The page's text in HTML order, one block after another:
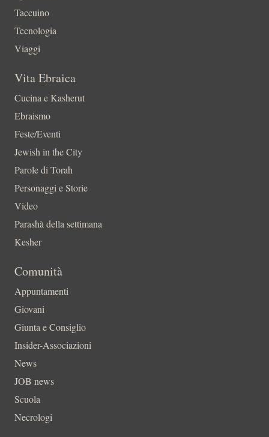
Taccuino
Tecnologia
Viaggi
Vita Ebraica
Cucina e Kasherut
Ebraismo
Feste/Eventi
Jewish in the City
Parole di Torah
Personaggi e Storie
Video
Parashà della settimana
Kesher
Comunità
Appuntamenti
Giovani
Giunta e Consiglio
Insider-Associazioni
News
JOB news
Scuola
Necrologi